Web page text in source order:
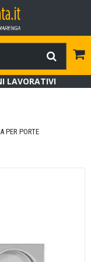
LAVORATIVI
PER PORTE